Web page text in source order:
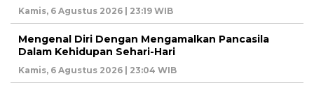
Kamis, 6 Agustus 2026 | 23:19 WIB
Mengenal Diri Dengan Mengamalkan Pancasila
Dalam Kehidupan Sehari-Hari
Kamis, 6 Agustus 2026 | 23:04 WIB